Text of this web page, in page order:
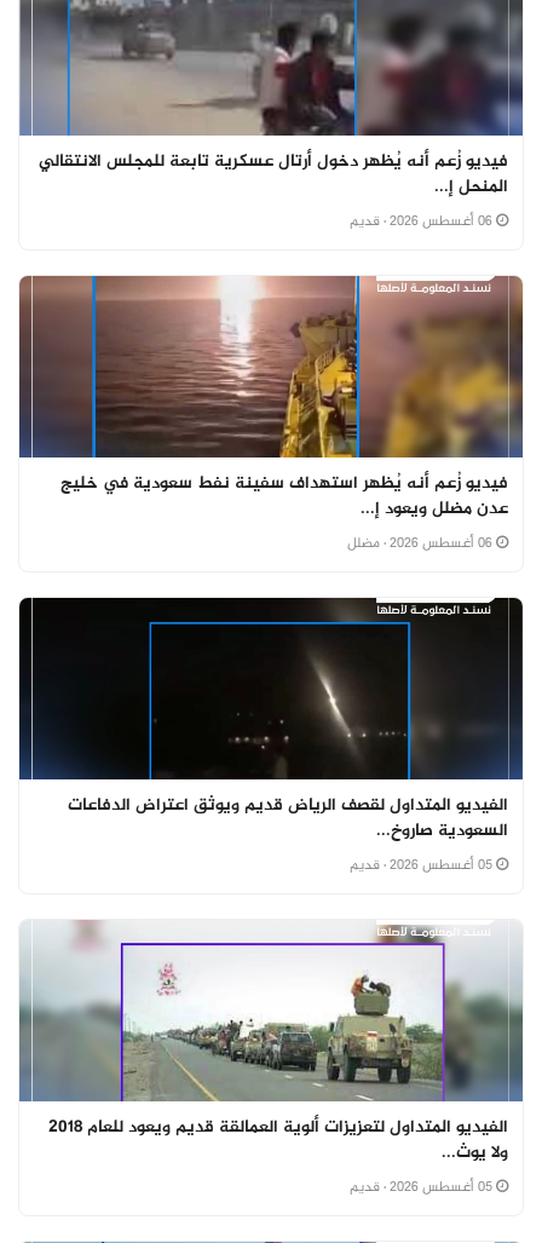
فيديو زُعم أنه يُظهر دخول أرتال عسكرية تابعة للمجلس الانتقالي
المنحل إ...
· قديم
فيديو زُعم أنه يُظهر استهداف سفينة نفط سعودية في خليج
عدن مضلل ويعود إ...
· مضلل
الفيديو المتداول لقصف الرياض قديم ويوثق اعتراض الدفاعات
السعودية صاروخ...
· قديم
الفيديو المتداول لتعزيزات ألوية العمالقة قديم ويعود للعام 2018
ولا يوث...
· قديم